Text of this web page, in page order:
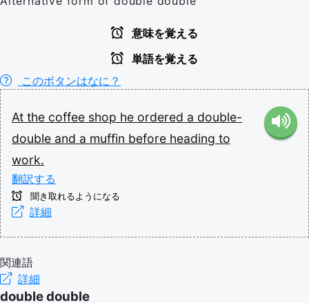
意味を覚える
単語を覚える
このボタンはなに？
At the coffee shop he ordered a double-
double and a muffin before heading to
work.
翻訳する
聞き取れるようになる
詳細
関連語
詳細
double double